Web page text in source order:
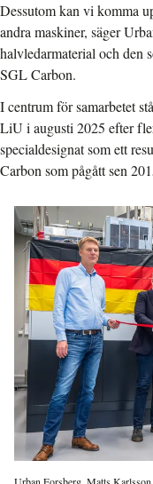
Dessutom kan vi komma
andra maskiner, säger
halvledarmaterial och den
SGL Carbon.
I centrum för samarbetet
LiU i augusti 2025 efter
specialdesignat som ett
Carbon som pågått sen